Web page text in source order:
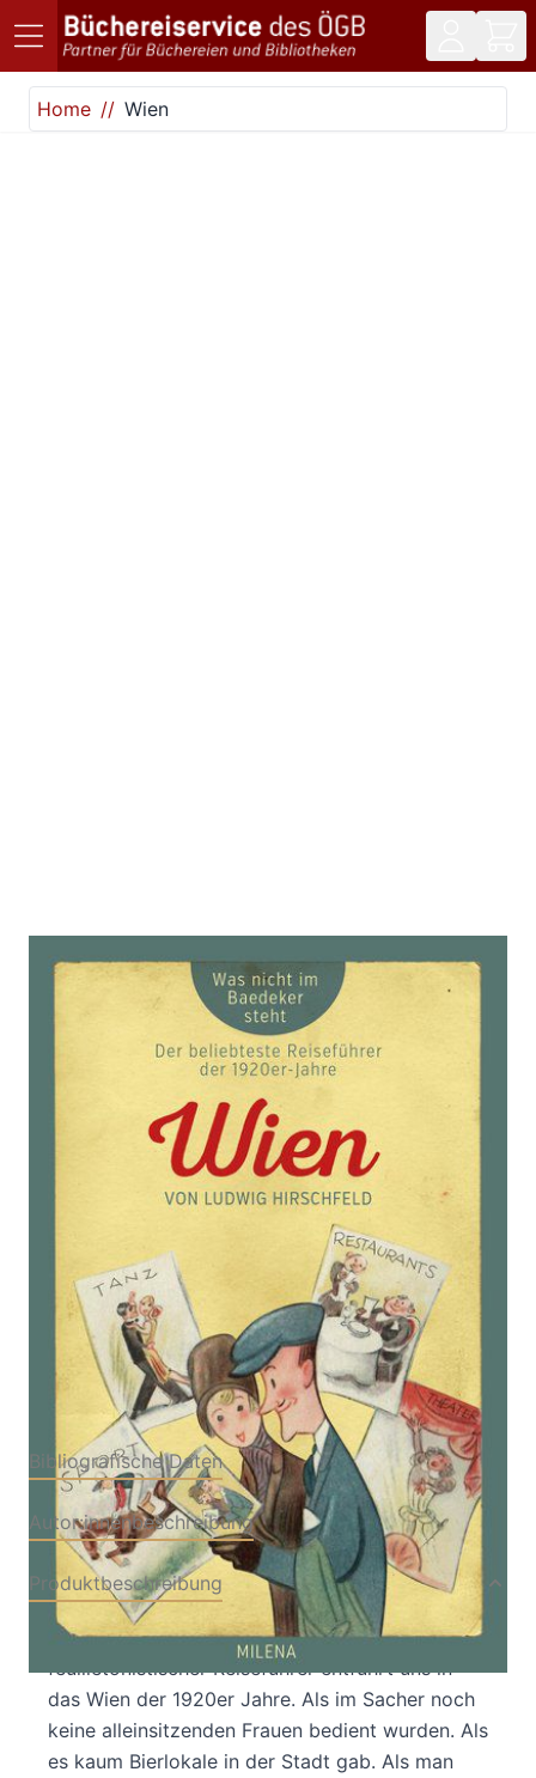
Direkt zum Inhalt
Home
Wien
Wien
Zur Wunschliste hinzufügen
Was nicht im Baedeker steht
Ludwig Hirschfeld
Verlag: MILENA 15.09.2020
Buch 240 Seiten
gebunden
ISBN: 978-3-903184-
57-2
Bibliografische Daten
Autor:innenbeschreibung
Produktbeschreibung
Ludwig Hirschfelds charmanter
feuilletonistischer Reiseführer entführt uns in
das Wien der 1920er Jahre. Als im Sacher noch
keine alleinsitzenden Frauen bedient wurden. Als
es kaum Bierlokale in der Stadt gab. Als man